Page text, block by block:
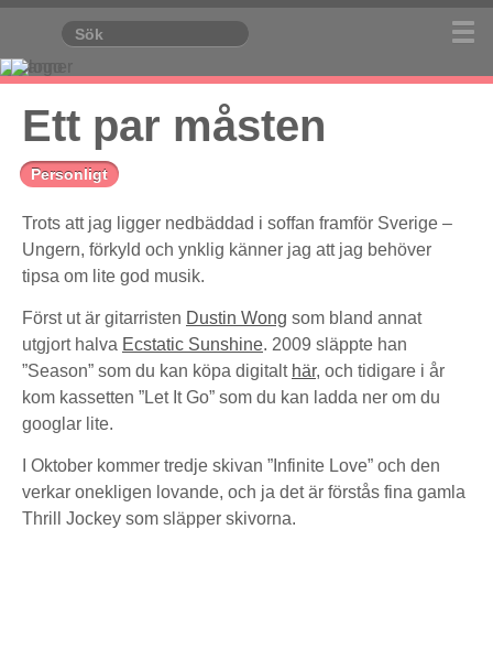
Ett par måsten
Personligt
Trots att jag ligger nedbäddad i soffan framför Sverige –
Ungern, förkyld och ynklig känner jag att jag behöver
tipsa om lite god musik.
Först ut är gitarristen Dustin Wong som bland annat
utgjort halva Ecstatic Sunshine. 2009 släppte han
”Season” som du kan köpa digitalt här, och tidigare i år
kom kassetten ”Let It Go” som du kan ladda ner om du
googlar lite.
I Oktober kommer tredje skivan ”Infinite Love” och den
verkar onekligen lovande, och ja det är förstås fina gamla
Thrill Jockey som släpper skivorna.